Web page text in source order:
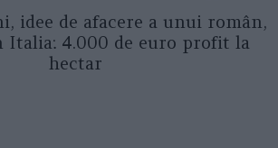
idee de afacere a unui român,
Italia: 4.000 de euro profit la
hectar